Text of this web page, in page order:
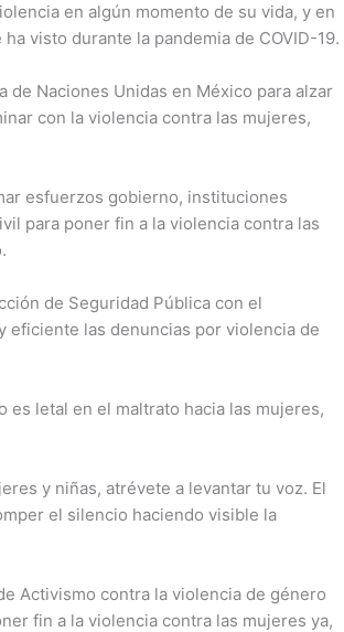
en algún momento de su vida, y en
visto durante la pandemia de COVID-19.
de Naciones Unidas en México para alzar
con la violencia contra las mujeres,
esfuerzos gobierno, instituciones
para poner fin a la violencia contra las
de Seguridad Pública con el
eficiente las denuncias por violencia de
es letal en el maltrato hacia las mujeres,
y niñas, atrévete a levantar tu voz. El
el silencio haciendo visible la
Activismo contra la violencia de género
fin a la violencia contra las mujeres ya,